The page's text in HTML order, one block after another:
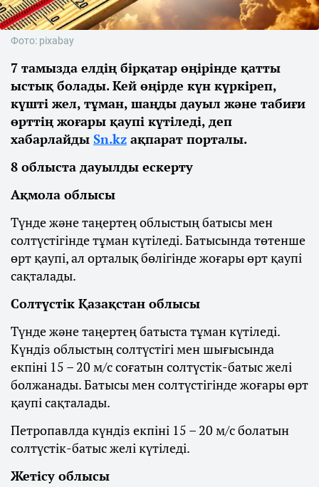
Фото: pixabay
7 тамызда елдің бірқатар өңірінде қатты
ыстық болады. Кей өңірде күн күркіреп,
күшті жел, тұман, шаңды дауыл және табиғи
өрттің жоғары қаупі күтіледі, деп
хабарлайды Sn.kz ақпарат порталы.
8 облыста дауылды ескерту
Ақмола облысы
Түнде және таңертең облыстың батысы мен
солтүстігінде тұман күтіледі. Батысында төтенше
өрт қаупі, ал орталық бөлігінде жоғары өрт қаупі
сақталады.
Солтүстік Қазақстан облысы
Түнде және таңертең батыста тұман күтіледі.
Күндіз облыстың солтүстігі мен шығысында
екпіні 15 – 20 м/с соғатын солтүстік-батыс желі
болжанады. Батысы мен солтүстігінде жоғары өрт
қаупі сақталады.
Петропавлда күндіз екпіні 15 – 20 м/с болатын
солтүстік-батыс желі күтіледі.
Жетісу облысы